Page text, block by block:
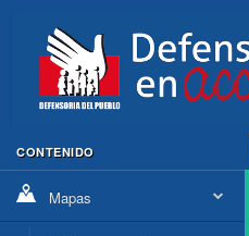
CONTENIDO
Mapas